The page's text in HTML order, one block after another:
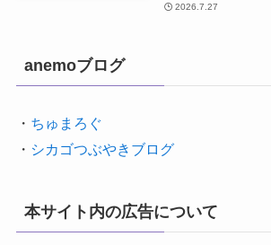
2026.7.27
anemoブログ
・ ちゅまろぐ
・ シカゴつぶやきブログ
本サイト内の広告について